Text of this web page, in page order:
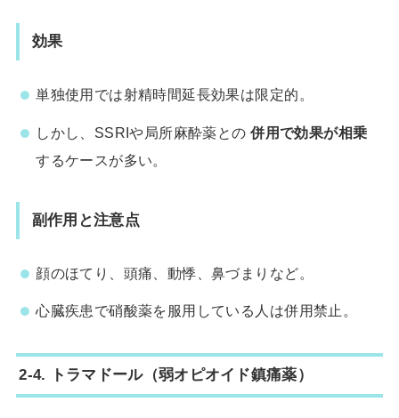
効果
単独使用では射精時間延長効果は限定的。
しかし、SSRIや局所麻酔薬との併用で効果が相乗
するケースが多い。
副作用と注意点
顔のほてり、頭痛、動悸、鼻づまりなど。
心臓疾患で硝酸薬を服用している人は併用禁止。
2-4. トラマドール（弱オピオイド鎮痛薬）